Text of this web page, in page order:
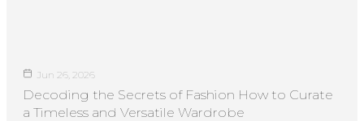
Jun 26, 2026
Decoding the Secrets of Fashion How to Curate
a Timeless and Versatile Wardrobe